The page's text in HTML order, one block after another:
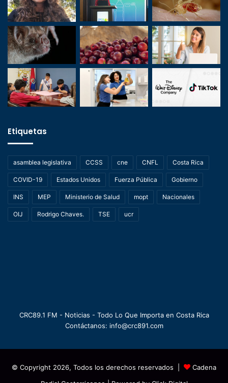
Etiquetas
asamblea legislativa CCSS cne CNFL Costa Rica
COVID-19 Estados Unidos Fuerza Pública Gobierno
INS MEP Ministerio de Salud mopt Nacionales
OIJ Rodrigo Chaves. TSE ucr
CRC89.1 FM - Noticias - Todo Lo Que Importa en Costa Rica
Contáctanos: info@crc891.com
© Copyright 2026, Todos los derechos reservados |
Cadena